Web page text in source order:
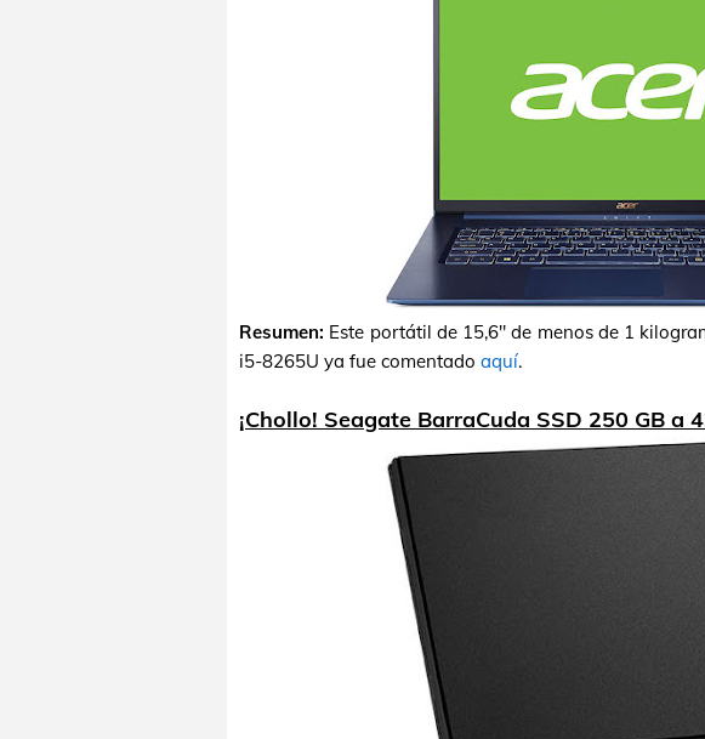
Resumen: Este portátil de 15,6" de menos de 1
i5-8265U ya fue comentado aquí.
¡Chollo! Seagate BarraCuda SSD 250 GB a